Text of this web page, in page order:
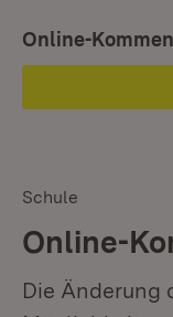
Ist ausgewählt.
Online-
Schule
Online-
Die Änderung